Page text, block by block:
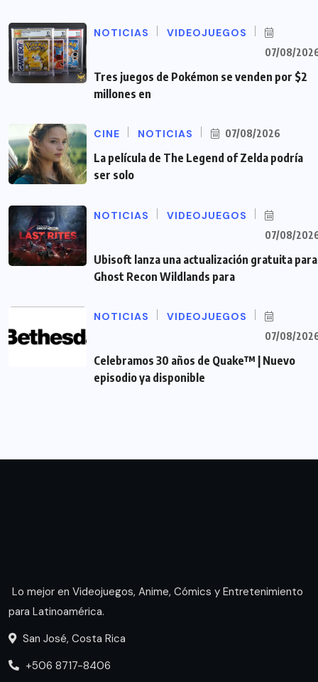
NOTICIAS VIDEOJUEGOS
07/08/
Tres juegos de Pokémon se venden por $2
millones en
CINE NOTICIAS 07/08/2026
La película de The Legend of Zelda podría
ser solo
NOTICIAS VIDEOJUEGOS
07/08/
Ubisoft lanza una actualización gratuita para
Ghost Recon Wildlands para
NOTICIAS VIDEOJUEGOS
07/08/
Celebramos 30 años de Quake™ | Nuevo
episodio ya disponible
Lo mejor en Videojuegos, Anime, Cómics y Entretenimiento
para Latinoamérica.
San José, Costa Rica
+506 8717-8406